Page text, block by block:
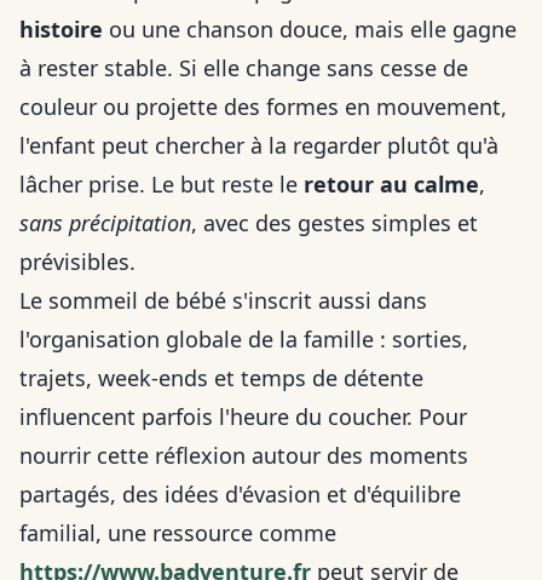
histoire ou une chanson douce, mais elle gagne
à rester stable. Si elle change sans cesse de
couleur ou projette des formes en mouvement,
l'enfant peut chercher à la regarder plutôt qu'à
lâcher prise. Le but reste le retour au calme,
sans précipitation, avec des gestes simples et
prévisibles.
Le sommeil de bébé s'inscrit aussi dans
l'organisation globale de la famille : sorties,
trajets, week-ends et temps de détente
influencent parfois l'heure du coucher. Pour
nourrir cette réflexion autour des moments
partagés, des idées d'évasion et d'équilibre
familial, une ressource comme
https://www.badventure.fr peut servir de